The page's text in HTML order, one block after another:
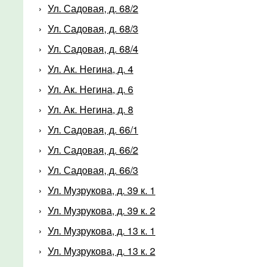
Ул. Садовая, д. 68/2
Ул. Садовая, д. 68/3
Ул. Садовая, д. 68/4
Ул. Ак. Негина, д. 4
Ул. Ак. Негина, д. 6
Ул. Ак. Негина, д. 8
Ул. Садовая, д. 66/1
Ул. Садовая, д. 66/2
Ул. Садовая, д. 66/3
Ул. Музрукова, д. 39 к. 1
Ул. Музрукова, д. 39 к. 2
Ул. Музрукова, д. 13 к. 1
Ул. Музрукова, д. 13 к. 2